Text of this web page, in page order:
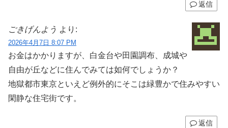
返信
ごきげんよう より:
2026年4月7日 8:07 PM
お金はかかりますが、白金台や田園調布、成城や
自由が丘などに住んでみては如何でしょうか？
地獄都市東京といえど例外的にそこは緑豊かで住みやすい
閑静な住宅街です。
返信